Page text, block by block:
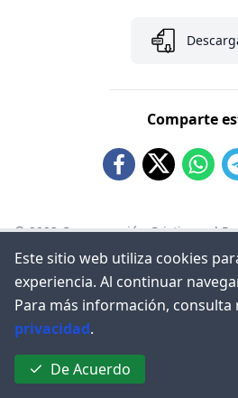
Comparte
© 2023Congregación Cristiana el
Políticas de privacidad
Este sitio web utiliza cookies
experiencia. Al continuar
Para más información, consulta
privacidad.
De Acuerdo